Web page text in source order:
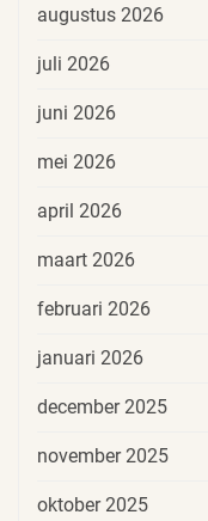
augustus 2026
juli 2026
juni 2026
mei 2026
april 2026
maart 2026
februari 2026
januari 2026
december 2025
november 2025
oktober 2025